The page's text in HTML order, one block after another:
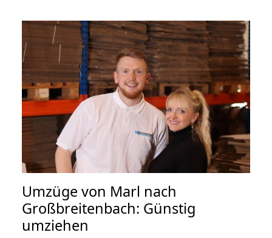
Umzüge von Marl nach
Großbreitenbach: Günstig
umziehen